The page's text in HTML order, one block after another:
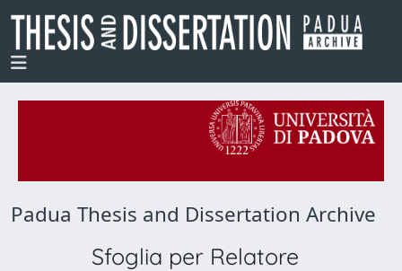
Padua Thesis and Dissertation Archive
Sfoglia per Relatore